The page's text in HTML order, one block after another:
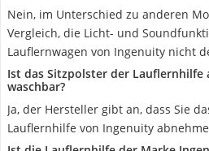
Nein, im Unterschied zu anderen
Vergleich, die Licht- und
Lauflernwagen von Ingenuity nicht
Ist das Sitzpolster der Lauflernhilfe
waschbar?
Ja, der Hersteller gibt an, dass Sie
Lauflernhilfe von Ingenuity